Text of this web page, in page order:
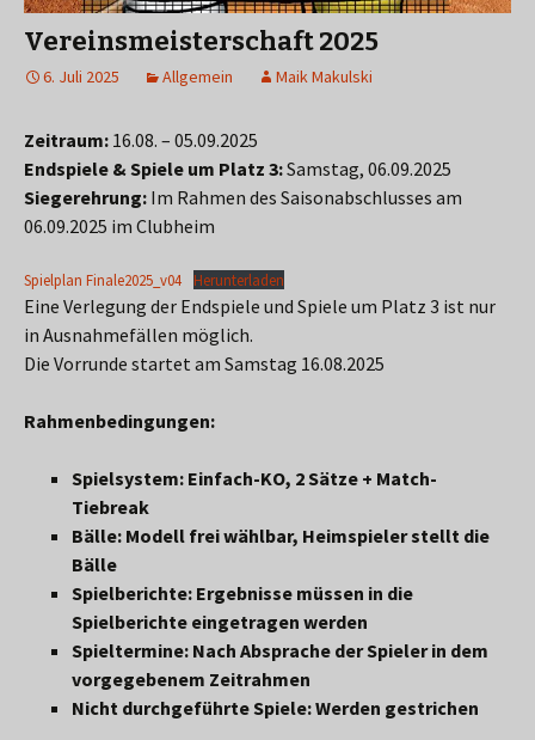
Vereinsmeisterschaft 2025
6. Juli 2025 Allgemein Maik Makulski
Zeitraum: 16.08. – 05.09.2025
Endspiele & Spiele um Platz 3:Samstag, 06.09.2025
Siegerehrung: Im Rahmen des Saisonabschlusses am
06.09.2025 im Clubheim
Spielplan Finale2025_v04 Herunterladen
Eine Verlegung der Endspiele und Spiele um Platz 3 ist nur
in Ausnahmefällen möglich.
Die Vorrunde startet am Samstag 16.08.2025
Rahmenbedingungen:
Spielsystem: Einfach-KO, 2 Sätze + Match-
Tiebreak
Bälle: Modell frei wählbar, Heimspieler stellt die
Bälle
Spielberichte: Ergebnisse müssen in die
Spielberichte eingetragen werden
Spieltermine: Nach Absprache der Spieler in dem
vorgegebenem Zeitrahmen
Nicht durchgeführte Spiele: Werden gestrichen